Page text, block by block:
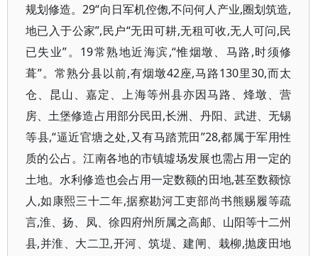
规划修造。29“向日军机倥偬,不问何人产业,圈划筑造,
地已入于公家”,民户“无田可耕,无租可收,无人可问,民
已失业”。19常熟地近海滨,“惟烟墩、马路,时须修
葺”。常熟分县以前,有烟墩42座,马路130里30,而太
仓、昆山、嘉定、上海等州县亦因马路、烽墩、营
房、土堡修造占用部分民田,长洲、丹阳、武进、无锡
等县,“逼近官塘之处,又有马踏荒田”28,都属于军用性
质的公占。江南各地的市镇墟场发展也需占用一定的
土地。水利修造也会占用一定数额的田地,甚至数额惊
人,如康熙三十二年,据察勘河工吏部尚书熊赐履等疏
言,淮、扬、凤、徐四府州所属之高邮、山阳等十二州
县,并淮、大二卫,开河、筑堤、建闸、栽柳,抛废田地